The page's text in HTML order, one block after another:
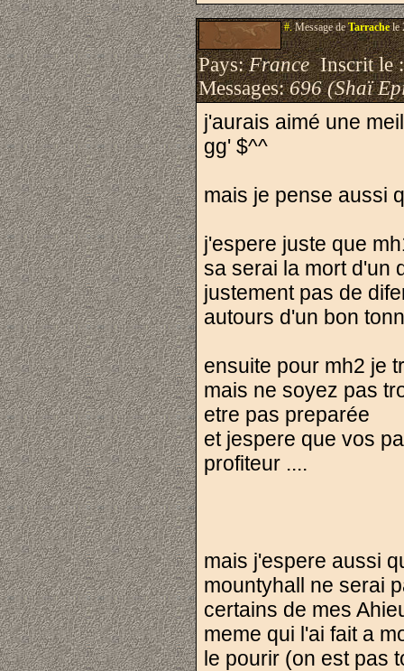
#.Message deTarrachele
Pays:FranceInscrit le
Messages:696 (Shaï
j'aurais aimé une
gg' $^^
mais je pense aussi
j'espere juste que
sa serai la mort d'un
justement pas de
autours d'un bon
ensuite pour mh2 je
mais ne soyez pas
etre pas preparée
et jespere que vos
profiteur ....
mais j'espere aussi
mountyhall ne serai
certains de mes
meme qui l'ai fait a
le pourir (on est pas